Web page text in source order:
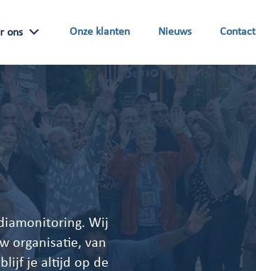
ons Onze klanten Nieuws Contact
Wij
organisatie, van
je altijd op de